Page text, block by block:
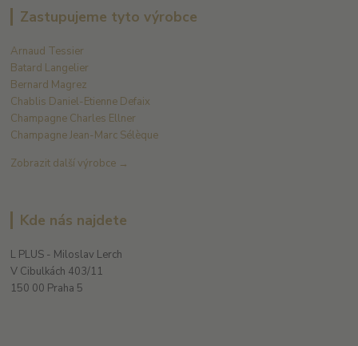
Zastupujeme tyto výrobce
Arnaud Tessier
Batard Langelier
Bernard Magrez
Chablis Daniel-Etienne Defaix
Champagne Charles Ellner
Champagne Jean-Marc Sélèque
Zobrazit další výrobce →
Kde nás najdete
L PLUS - Miloslav Lerch
V Cibulkách 403/11
150 00 Praha 5